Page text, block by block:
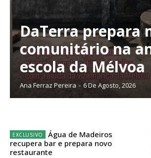
Planos de
Faça-se assinante do Região de Cister e ajude-nos
público!
Sendo assinante terá acesso a todos os conteúdos
DaTerra prepara
comunitário na
escola da Mélvoa
Ana Ferraz Pereira - 6 De Agosto, 2026
Água de Madeiros
recupera bar e prepara novo
restaurante